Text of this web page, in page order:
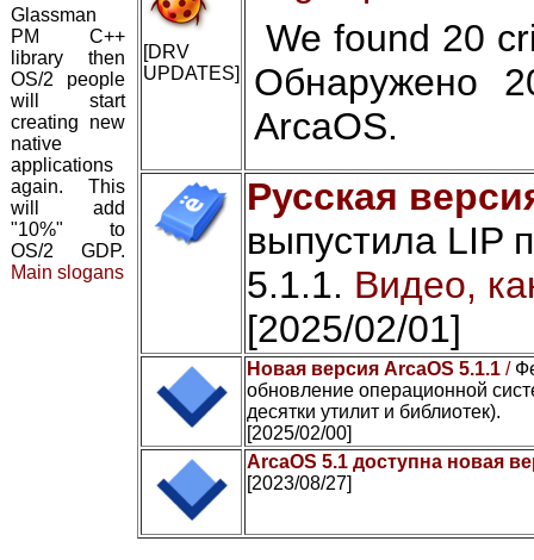
Glassman
PM C++
library then
OS/2 people
will start
creating new
native
applications
again. This
will add
"10%" to
OS/2 GDP.
Main slogans
[DRV
UPDATES]
We found 20
Обнаружено
ArcaOS.
Русская
выпустила LIP
5.1.1. Видео,
[2025/02/01]
Новая версия ArcaOS 5.1.1 /
обновление операционной
десятки утилит и библиотек).
[2025/02/00]
ArcaOS 5.1 доступна новая
[2023/08/27]